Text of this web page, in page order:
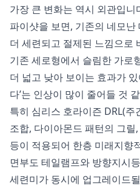
가장 큰 변화는 역시 외관입
파이샷을 보면, 기존의 네모
더 세련되고 절제된 느낌으로
기존 세로형에서 슬림한 가로
더 넓고 낮아 보이는 효과가
다’는 인상이 많이 줄어들 것
특히 심리스 호라이즌 DRL(
조합, 다이아몬드 패턴의 그
등이 적용되어 한층 미래지향
면부도 테일램프와 방향지시
세련미가 동시에 업그레이드